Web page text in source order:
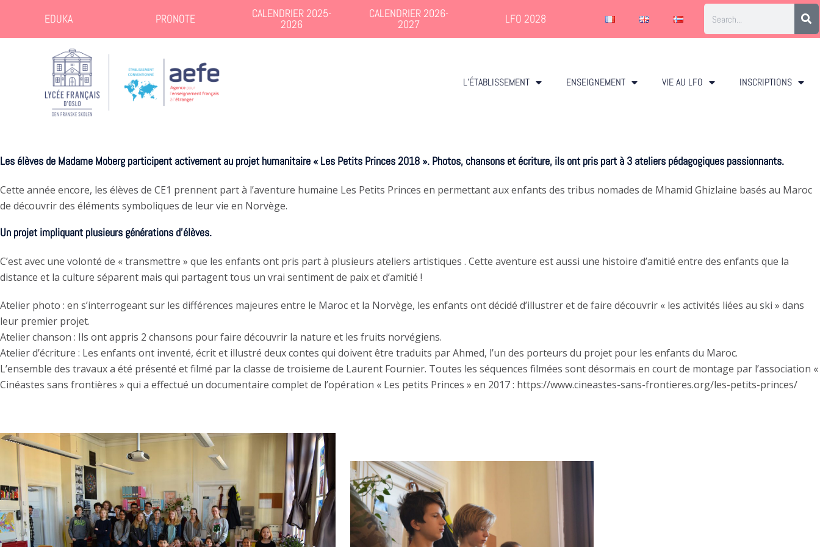
EDUKA PRONOTE CALENDRIER 2025-
2026
CALENDRIER 2026-
2027 LFO 2028
L’ÉTABLISSEMENT ENSEIGNEMENT VIE AU LFO INSCRIPTIONS
Les élèves de Madame Moberg participent activement au projet humanitaire « Les Petits Princes 2018 ». Photos, chansons et écriture, ils ont pris part à 3 ateliers pédagogiques passionnants.
Cette année encore, les élèves de CE1 prennent part à l’aventure humaine Les Petits Princes en permettant aux enfants des tribus nomades de Mhamid Ghizlaine basés au Maroc
de découvrir des éléments symboliques de leur vie en Norvège.
Un projet impliquant plusieurs générations d’élèves.
C’est avec une volonté de « transmettre » que les enfants ont pris part à plusieurs ateliers artistiques . Cette aventure est aussi une histoire d’amitié entre des enfants que la
distance et la culture séparent mais qui partagent tous un vrai sentiment de paix et d’amitié !
Atelier photo : en s’interrogeant sur les différences majeures entre le Maroc et la Norvège, les enfants ont décidé d’illustrer et de faire découvrir « les activités liées au ski » dans
leur premier projet.
Atelier chanson : Ils ont appris 2 chansons pour faire découvrir la nature et les fruits norvégiens.
Atelier d’écriture : Les enfants ont inventé, écrit et illustré deux contes qui doivent être traduits par Ahmed, l’un des porteurs du projet pour les enfants du Maroc.
L’ensemble des travaux a été présenté et filmé par la classe de troisieme de Laurent Fournier. Toutes les séquences filmées sont désormais en court de montage par l’association «
Cinéastes sans frontières » qui a effectué un documentaire complet de l’opération « Les petits Princes » en 2017 : https://www.cineastes-sans-frontieres.org/les-petits-princes/